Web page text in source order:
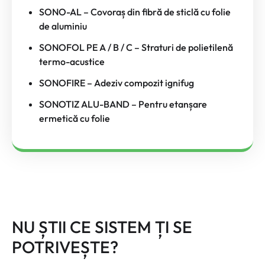
SONO-AL – Covoraș din fibră de sticlă cu folie
de aluminiu
SONOFOL PE A / B / C – Straturi de polietilenă
termo-acustice
SONOFIRE – Adeziv compozit ignifug
SONOTIZ ALU-BAND – Pentru etanșare
ermetică cu folie
NU ȘTII CE SISTEM ȚI SE
POTRIVEȘTE?